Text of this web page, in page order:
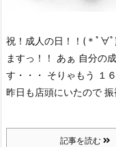
祝！成人の日！！(＊ﾟ∀
ますっ！！ あぁ 自分の
す・・・ そりゃもう １
昨日も店頭にいたので
記事を読む